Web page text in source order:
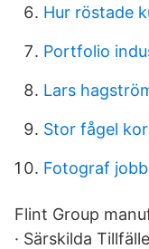
Hur röstade
Portfolio
Lars
Stor fågel
Fotograf
Flint Group
· Särskilda